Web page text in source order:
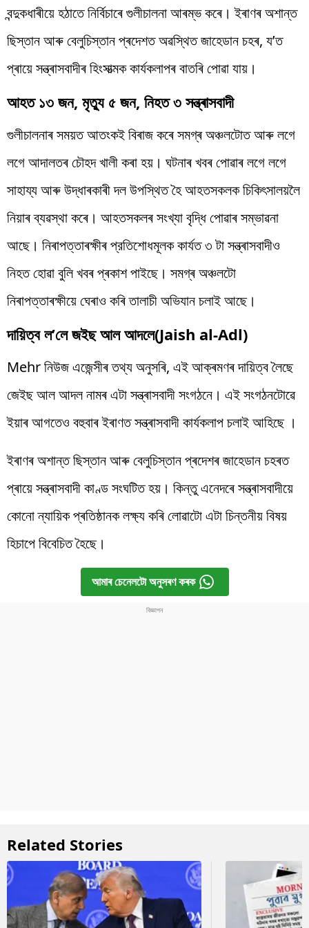
বন্দুকধাৰীয়ে হঠাতে নিৰ্বিচাৰে গুলীচালনা আৰম্ভ কৰে। ইৰাণৰ অশান্ত
ছিস্তান আৰু বেলুচিস্তান প্ৰদেশত অৱস্থিত জাহেডান চহৰ, য’ত
প্ৰায়ে সন্ত্ৰাসবাদীৰ হিংসাত্মক কাৰ্যকলাপৰ বাতৰি পোৱা যায়।
আহত ১৩ জন, মৃত্যু ৫ জন, নিহত ৩ সন্ত্ৰাসবাদী
গুলীচালনাৰ সময়ত আতংকই বিৰাজ কৰে সমগ্ৰ অঞ্চলটোত আৰু লগে
লগে আদালতৰ চৌহদ খালী কৰা হয়। ঘটনাৰ খবৰ পোৱাৰ লগে লগে
সাহায্য আৰু উদ্ধাৰকাৰী দল উপস্থিত হৈ আহতসকলক চিকিৎসালয়লৈ
নিয়াৰ ব্যৱস্থা কৰে। আহতসকলৰ সংখ্যা বৃদ্ধি পোৱাৰ সম্ভাৱনা
আছে। নিৰাপত্তাৰক্ষীৰ প্রতিশোধমূলক কার্যত ৩ টা সন্ত্ৰাসবাদীও
নিহত হোৱা বুলি খবৰ প্ৰকাশ পাইছে। সমগ্ৰ অঞ্চলটো
নিৰাপত্তাৰক্ষীয়ে ঘেৰাও কৰি তালাচী অভিযান চলাই আছে।
দায়িত্ব ল’লে জইছ আল আদলে(Jaish al-Adl)
Mehr নিউজ এজেন্সীৰ তথ্য অনুসৰি, এই আক্ৰমণৰ দায়িত্ব লৈছে
জেইছ আল আদল নামৰ এটা সন্ত্ৰাসবাদী সংগঠনে। এই সংগঠনটোৱে
ইয়াৰ আগতেও বহুবাৰ ইৰাণত সন্ত্ৰাসবাদী কাৰ্যকলাপ চলাই আহিছে ।
ইৰাণৰ অশান্ত ছিস্তান আৰু বেলুচিস্তান প্ৰদেশৰ জাহেডান চহৰত
প্ৰায়ে সন্ত্ৰাসবাদী কাণ্ড সংঘটিত হয়। কিন্তু এনেদৰে সন্ত্ৰাসবাদীয়ে
কোনো ন্যায়িক প্ৰতিষ্ঠানক লক্ষ্য কৰি লোৱাটো এটা চিন্তনীয় বিষয়
হিচাপে বিবেচিত হৈছে।
আমাৰ চেনেলটো অনুসৰণ কৰক
Related Stories